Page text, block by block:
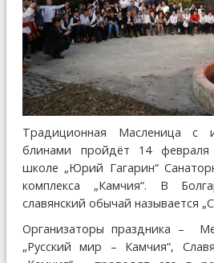
Традиционная Масленица с
блинами пройдёт 14
школе „Юрий Гагарин“
комплекса „Камчия“. В
славянский обычай называется
Организаторы праздника –
„Русский мир – Камчия“,